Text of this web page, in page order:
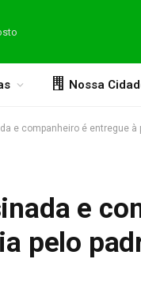
Nossa
e companheiro é entregue
e
pelo